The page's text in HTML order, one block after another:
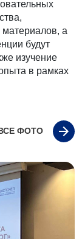
материалов, а
будут
изучение
в рамках
ФОТО